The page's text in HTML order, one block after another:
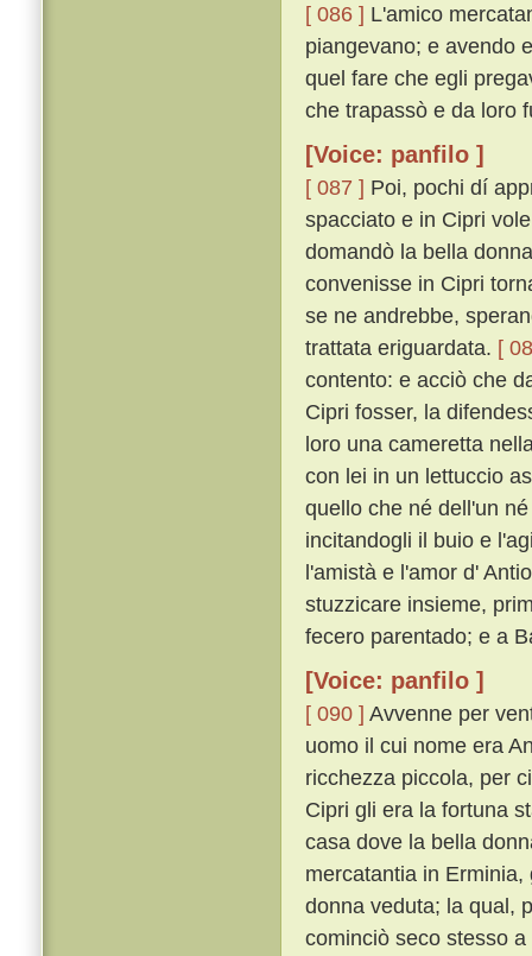
[ 086 ] L'amico
piangevano; e avendo
quel fare che egli
che trapassò e da loro
[Voice: panfilo ]
[ 087 ] Poi, pochi dí
spacciato e in Cipri
domandò la bella
convenisse in Cipri
se ne andrebbe,
trattata eriguardata. [
contento: e acciò che
Cipri fosser, la
loro una cameretta
con lei in un lettuccio
quello che né dell'un
incitandogli il buio e
l'amistà e l'amor d'
stuzzicare insieme,
fecero parentado; e a
[Voice: panfilo ]
[ 090 ] Avvenne per
uomo il cui nome era
ricchezza piccola, per
Cipri gli era la fortuna
casa dove la bella
mercatantia in
donna veduta; la qual,
cominciò seco stesso